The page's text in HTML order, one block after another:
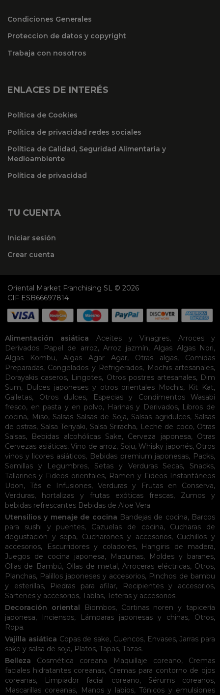
Condiciones Generales
Proteccion de datos y copyright
Trabaja con nosotros
ENLACES DE INTERÉS
Política de Cookies
Política de privacidad redes sociales
Política de Calidad, Seguridad Alimentaria y
Medioambiente
Política de privacidad
TU CUENTA
Iniciar sesión
Crear cuenta
Oriental Market Franchising SL © 2026
CIF ESB66697814
Alimentación asiática Aceites y Vinagres, Arroces y
Derivados
Papel de arroz, Arroz jazmín, Algas Algas Nori,
Algas Kombu, Algas Agar Agar, Otras algas, Comidas
Preparadas, Congelados y Refrigerados, Mochis artesanales,
Dorayakis caseros, Lingotes, Otros postres artesanales, Dim
Sum, Dulces japoneses y otros orientales Mochis, Kit Kat,
Galletas, Otros dulces, Especias y Condimentos
Wasabi
fresco, en pasta y en polvo, Harinas y Derivados, Libros de
cocina, Miso, Salsas Salsas de Soja, Salsas agridulces, Salsas
de ostras, Salsa Teriyaki, Salsa Sriracha, Leche de coco, Otras
Salsas, Bebidas alcohólicas Sake, Cerveza japonesa, Otras
Cervezas asiáticas, Vino de arroz, Soju, Whisky japonés, Otros
vinos y licores asiáticos, Bebidas premium japonesas, Packs,
Semillas y Legumbres, Setas y Verduras Secas, Snacks,
Tallarines y Fideos orientales, Ramen y Fideos Instantáneos
Udon,Tés e Infusiones, Verduras y Frutas en Conserva,
Verduras, hortalizas y frutas exóticas frescas, Zumos y
bebidas refrescantes Bebidas de Aloe Vera.
Utensilios y menaje de cocina Bandejas de cocina, Barcos
para sushi y puentes, Cazuelas de cocina, Cucharas de
degustación y sopa, Cucharones y accesorios, Cuchillos y
accesorios, Escurridores y coladores, Hangiris de madera,
Juegos de cocina japonesa, Maquinas, Moldes y baranes,
Ollas de Bambú, Ollas de metal,Arroceras eléctricas, Otros,
Planchas, Palillos japoneses y accesorios, Pinchos de bambu
y esterillas, Piedras para afilar, Recipientes y accesorios,
Sartenes y accesorios, Tablas, Teteras y accesorios.
Decoración oriental
Biombos, Cortinas noren y tapicería
japonesa, Inciensos, Lámparas japonesas y chinas, Otros,
Ropa.
Vajilla asiática Copas de sake, Cuencos, Envases,Jarras para
sake y salsa de soja, Platos, Tapas, Tazas.
Belleza
Cosmética coreana Maquillaje coreano, Cremas
faciales hidratantes coreanas, Cremas para contorno de ojos
coreanas, Limpiador facial coreano, Sérums coreanos,
Mascarillas coreanas, Manos y labios,Tónicos y emulsiones